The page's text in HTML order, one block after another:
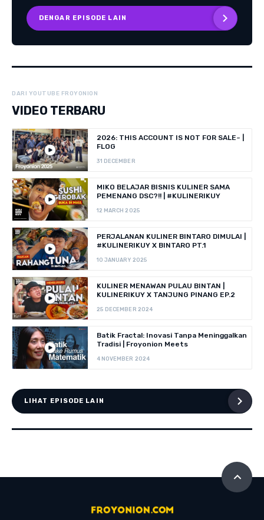
DENGAR EPISODE LAIN
DARI YOUTUBE FROYONION
VIDEO TERBARU
2026: THIS ACCOUNT IS NOT FOR SALE~ |
FLOG
31 DECEMBER
MIKO BELAJAR BISNIS KULINER SAMA
PEMENANG DSC?!! | #KULINERIKUY
12 MARCH 2025
PERJALANAN KULINER BINTARO DIMULAI |
#KULINERIKUY X BINTARO PT.1
10 JANUARY 2025
KULINER MENAWAN PULAU BINTAN |
KULINERIKUY X TANJUNG PINANG EP.2
25 DECEMBER 2024
Batik Fractal: Inovasi Tanpa Meninggalkan
Tradisi | Froyonion Meets
4 NOVEMBER 2024
LIHAT EPISODE LAIN